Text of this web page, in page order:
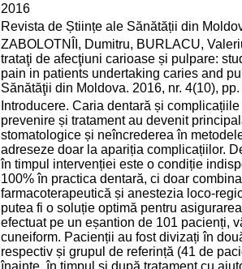
2016
Revista de Științe ale Sănătății din
ZABOLOTNÎI, Dumitru, BURLACU,
trataţi de afecţiuni carioase și pulpare:
pain in patients undertaking caries and
Sănătăţii din Moldova. 2016, nr. 4(10),
Introducere. Caria dentară și
prevenire și tratament au devenit
stomatologice și neîncrederea în
adreseze doar la apariția complicațiilor.
în timpul intervenției este o condiție
100% în practica dentară, ci doar
farmacoterapeutică și anestezia loco-
putea fi o soluție optimă pentru
efectuat pe un eșantion de 101 pacienți,
cuneiform. Pacienții au fost divizați în
respectiv și grupul de referință (41 de
înainte, în timpul și după tratament cu